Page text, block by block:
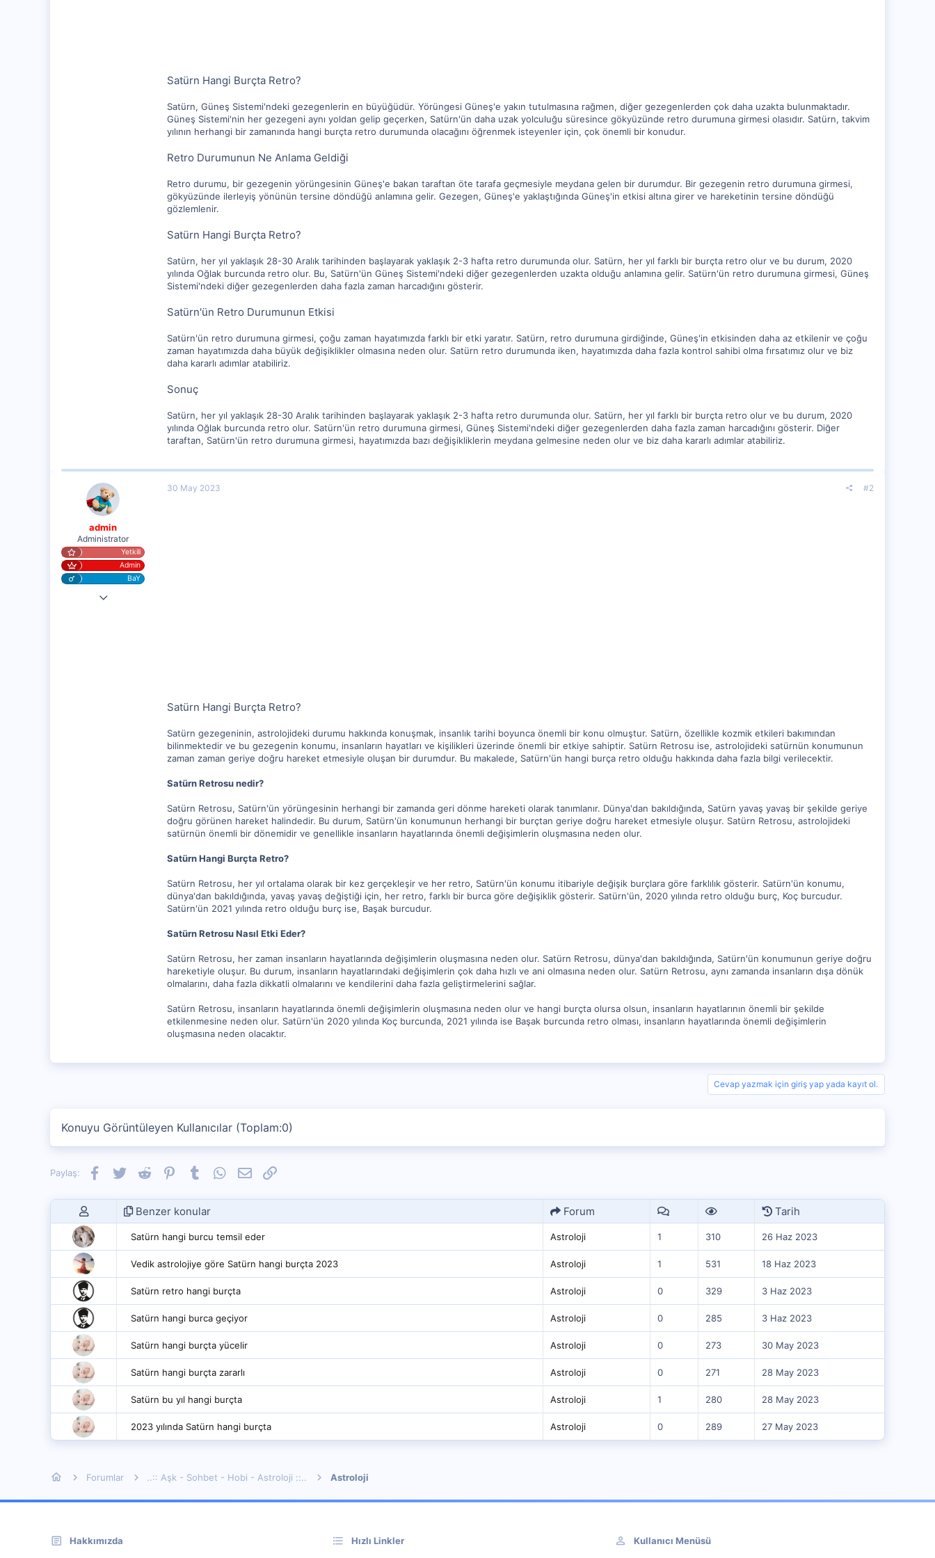
Satürn Hangi Burçta Retro?
Satürn, Güneş Sistemi'ndeki gezegenlerin en büyüğüdür. Yörüngesi Güneş'e yakın tutulmasına rağmen, diğer gezegenlerden çok daha uzakta bulunmaktadır.
Güneş Sistemi'nin her gezegeni aynı yoldan gelip geçerken, Satürn'ün daha uzak yolculuğu süresince gökyüzünde retro durumuna girmesi olasıdır. Satürn, takvim
yılının herhangi bir zamanında hangi burçta retro durumunda olacağını öğrenmek isteyenler için, çok önemli bir konudur.
Retro Durumunun Ne Anlama Geldiği
Retro durumu, bir gezegenin yörüngesinin Güneş'e bakan taraftan öte tarafa geçmesiyle meydana gelen bir durumdur. Bir gezegenin retro durumuna girmesi,
gökyüzünde ilerleyiş yönünün tersine döndüğü anlamına gelir. Gezegen, Güneş'e yaklaştığında Güneş'in etkisi altına girer ve hareketinin tersine döndüğü
gözlemlenir.
Satürn Hangi Burçta Retro?
Satürn, her yıl yaklaşık 28-30 Aralık tarihinden başlayarak yaklaşık 2-3 hafta retro durumunda olur. Satürn, her yıl farklı bir burçta retro olur ve bu durum, 2020
yılında Oğlak burcunda retro olur. Bu, Satürn'ün Güneş Sistemi'ndeki diğer gezegenlerden uzakta olduğu anlamına gelir. Satürn'ün retro durumuna girmesi, Güneş
Sistemi'ndeki diğer gezegenlerden daha fazla zaman harcadığını gösterir.
Satürn'ün Retro Durumunun Etkisi
Satürn'ün retro durumuna girmesi, çoğu zaman hayatımızda farklı bir etki yaratır. Satürn, retro durumuna girdiğinde, Güneş'in etkisinden daha az etkilenir ve çoğu
zaman hayatımızda daha büyük değişiklikler olmasına neden olur. Satürn retro durumunda iken, hayatımızda daha fazla kontrol sahibi olma fırsatımız olur ve biz
daha kararlı adımlar atabiliriz.
Sonuç
Satürn, her yıl yaklaşık 28-30 Aralık tarihinden başlayarak yaklaşık 2-3 hafta retro durumunda olur. Satürn, her yıl farklı bir burçta retro olur ve bu durum, 2020
yılında Oğlak burcunda retro olur. Satürn'ün retro durumuna girmesi, Güneş Sistemi'ndeki diğer gezegenlerden daha fazla zaman harcadığını gösterir. Diğer
taraftan, Satürn'ün retro durumuna girmesi, hayatımızda bazı değişikliklerin meydana gelmesine neden olur ve biz daha kararlı adımlar atabiliriz.
admin
Administrator
Yetkili
Admin
BaY
25 Eyl 2020
30 May 2023 #2
Satürn Hangi Burçta Retro?
Satürn gezegeninin, astrolojideki durumu hakkında konuşmak, insanlık tarihi boyunca önemli bir konu olmuştur. Satürn, özellikle kozmik etkileri bakımından
bilinmektedir ve bu gezegenin konumu, insanların hayatları ve kişilikleri üzerinde önemli bir etkiye sahiptir. Satürn Retrosu ise, astrolojideki satürnün konumunun
zaman zaman geriye doğru hareket etmesiyle oluşan bir durumdur. Bu makalede, Satürn'ün hangi burça retro olduğu hakkında daha fazla bilgi verilecektir.
Satürn Retrosu nedir?
Satürn Retrosu, Satürn'ün yörüngesinin herhangi bir zamanda geri dönme hareketi olarak tanımlanır. Dünya'dan bakıldığında, Satürn yavaş yavaş bir şekilde geriye
doğru görünen hareket halindedir. Bu durum, Satürn'ün konumunun herhangi bir burçtan geriye doğru hareket etmesiyle oluşur. Satürn Retrosu, astrolojideki
satürnün önemli bir dönemidir ve genellikle insanların hayatlarında önemli değişimlerin oluşmasına neden olur.
Satürn Hangi Burçta Retro?
Satürn Retrosu, her yıl ortalama olarak bir kez gerçekleşir ve her retro, Satürn'ün konumu itibariyle değişik burçlara göre farklılık gösterir. Satürn'ün konumu,
dünya'dan bakıldığında, yavaş yavaş değiştiği için, her retro, farklı bir burca göre değişiklik gösterir. Satürn'ün, 2020 yılında retro olduğu burç, Koç burcudur.
Satürn'ün 2021 yılında retro olduğu burç ise, Başak burcudur.
Satürn Retrosu Nasıl Etki Eder?
Satürn Retrosu, her zaman insanların hayatlarında değişimlerin oluşmasına neden olur. Satürn Retrosu, dünya'dan bakıldığında, Satürn'ün konumunun geriye doğru
hareketiyle oluşur. Bu durum, insanların hayatlarındaki değişimlerin çok daha hızlı ve ani olmasına neden olur. Satürn Retrosu, aynı zamanda insanların dışa dönük
olmalarını, daha fazla dikkatli olmalarını ve kendilerini daha fazla geliştirmelerini sağlar.
Satürn Retrosu, insanların hayatlarında önemli değişimlerin oluşmasına neden olur ve hangi burçta olursa olsun, insanların hayatlarının önemli bir şekilde
etkilenmesine neden olur. Satürn'ün 2020 yılında Koç burcunda, 2021 yılında ise Başak burcunda retro olması, insanların hayatlarında önemli değişimlerin
oluşmasına neden olacaktır.
Cevap yazmak için giriş yap yada kayıt ol.
Konuyu Görüntüleyen Kullanıcılar (Toplam:0)
Paylaş: Facebook
TwitterReddit PinterestTumblrWhatsApp
E-postaLink
Benzer konular Forum Tarih
Satürn hangi burcu temsil eder Astroloji 1 310 26 Haz 2023
Vedik astrolojiye göre Satürn hangi burçta 2023 Astroloji 1 531 18 Haz 2023
Satürn retro hangi burçta Astroloji 0 329 3 Haz 2023
Satürn hangi burca geçiyor Astroloji 0 285 3 Haz 2023
Satürn hangi burçta yücelir Astroloji 0 273 30 May 2023
Satürn hangi burçta zararlı Astroloji 0 271 28 May 2023
Satürn bu yıl hangi burçta Astroloji 1 280 28 May 2023
2023 yılında Satürn hangi burçta Astroloji 0 289 27 May 2023
Forumlar ..:: Aşk - Sohbet - Hobi - Astroloji ::.. Astroloji
Hakkımızda Hızlı Linkler Kullanıcı Menüsü